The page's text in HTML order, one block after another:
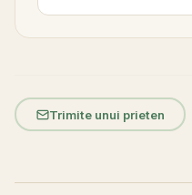
Trimite unui prieten